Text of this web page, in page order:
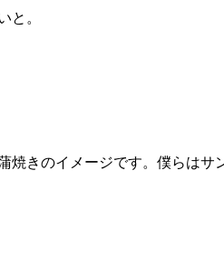
と。
焼きのイメージです。僕らはサ